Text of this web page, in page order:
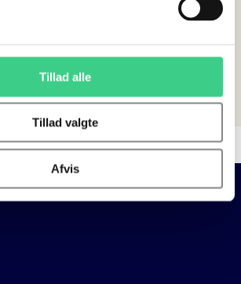
Tillad alle
Tillad valgte
Afvis